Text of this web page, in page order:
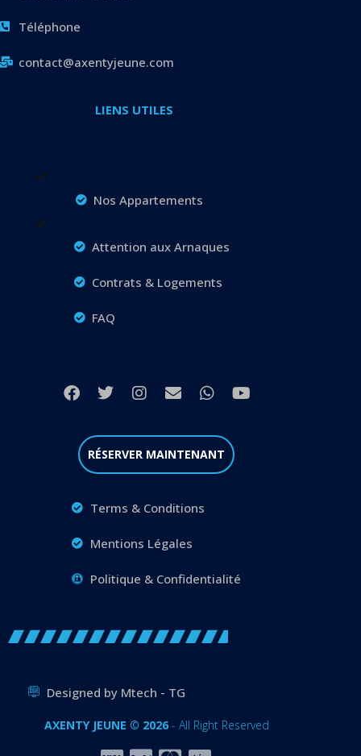
Téléphone
contact@axentyjeune.com
LIENS UTILES
Nos Appartements
Attention aux Arnaques
Contrats & Logements
FAQ
RÉSERVER MAINTENANT
Terms & Conditions
Mentions Légales
Politique & Confidentialité
Designed by Mtech - TG
AXENTY JEUNE © 2026- All Right Reserved